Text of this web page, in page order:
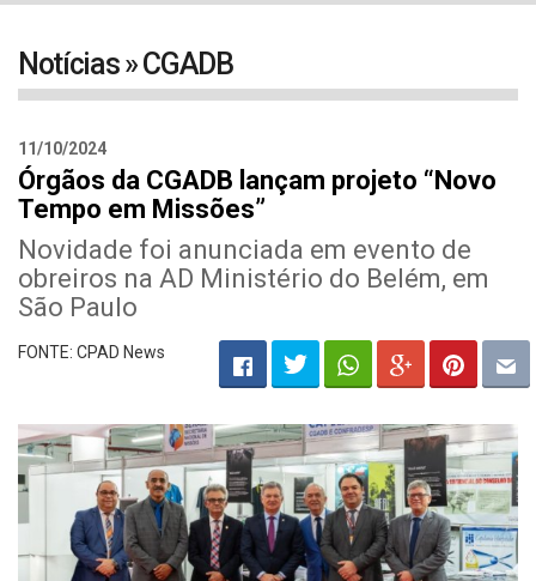
Notícias » CGADB
11/10/2024
Órgãos da CGADB lançam projeto “Novo
Tempo em Missões”
Novidade foi anunciada em evento de
obreiros na AD Ministério do Belém, em
São Paulo
FONTE: CPAD News